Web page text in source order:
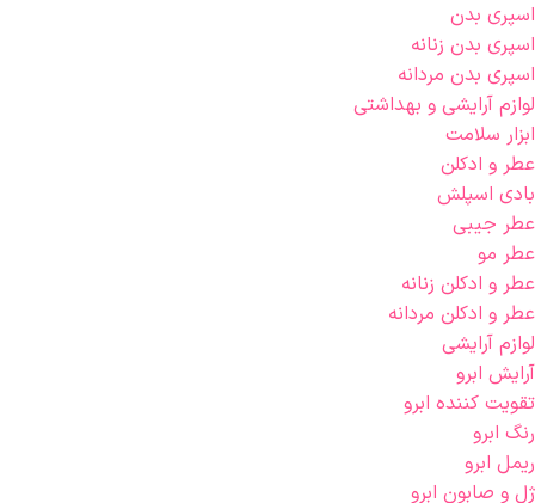
اسپری بدن
اسپری بدن زنانه
اسپری بدن مردانه
لوازم آرایشی و بهداشتی
ابزار سلامت
عطر و ادکلن
بادی اسپلش
عطر جیبی
عطر مو
عطر و ادکلن زنانه
عطر و ادکلن مردانه
لوازم آرایشی
آرایش ابرو
تقویت کننده ابرو
رنگ ابرو
ریمل ابرو
ژل و صابون ابرو